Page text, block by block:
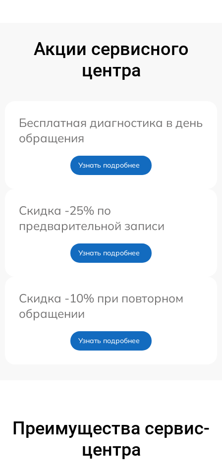
Акции сервисного
центра
Бесплатная диагностика в день
обращения
Узнать подробнее
Скидка -25% по
предварительной записи
Узнать подробнее
Скидка -10% при повторном
обращении
Узнать подробнее
Преимущества сервис-
центра